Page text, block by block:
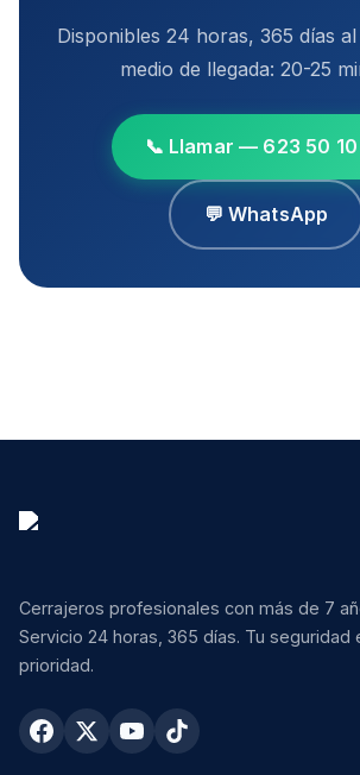
Disponibles 24 horas, 365 días
medio de llegada: 20-25
📞 Llamar — 623 50
💬 WhatsApp
Cerrajeros profesionales con más de 7
Servicio 24 horas, 365 días. Tu seguridad
prioridad.